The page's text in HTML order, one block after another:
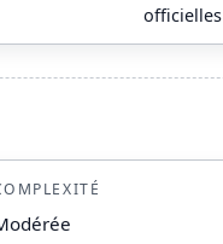
officielles